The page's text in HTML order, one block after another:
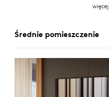
więcej
Średnie pomieszczenie